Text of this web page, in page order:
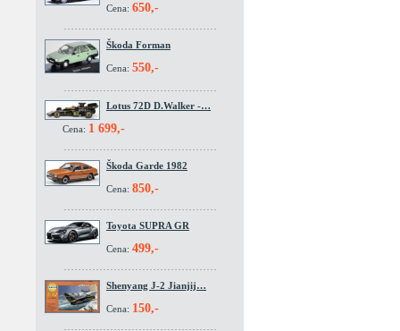
Cena: 650,-
Škoda Forman
Cena: 550,-
Lotus 72D D.Walker -…
Cena: 1 699,-
Škoda Garde 1982
Cena: 850,-
Toyota SUPRA GR
Cena: 499,-
Shenyang J-2 Jianjij…
Cena: 150,-